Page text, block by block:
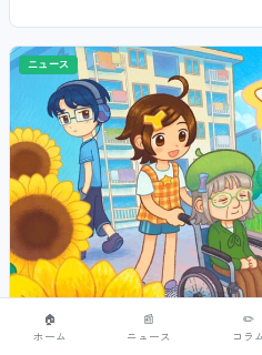
ニュース
平成レトロな団地ADV「
🏠
ホーム
📰
ニュース
✏️
コラム